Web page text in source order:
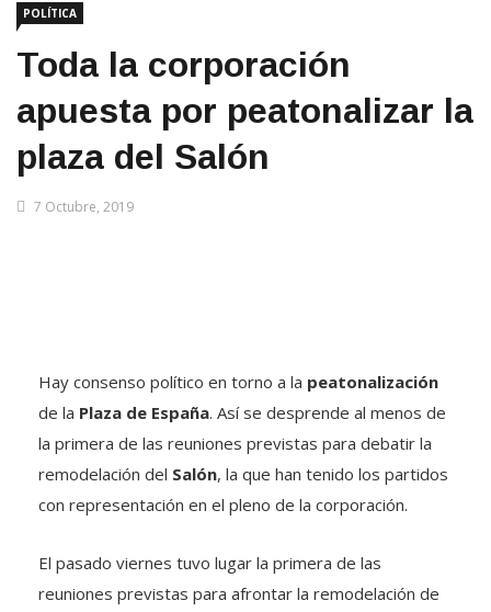
POLÍTICA
Toda la corporación
apuesta por peatonalizar la
plaza del Salón
7 Octubre, 2019
Hay consenso político en torno a la peatonalización
de la Plaza de España. Así se desprende al menos de
la primera de las reuniones previstas para debatir la
remodelación del Salón, la que han tenido los partidos
con representación en el pleno de la corporación.
El pasado viernes tuvo lugar la primera de las
reuniones previstas para afrontar la remodelación de